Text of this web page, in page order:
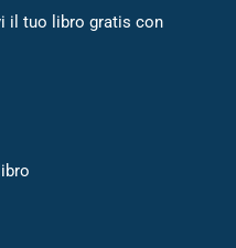
il tuo libro gratis con